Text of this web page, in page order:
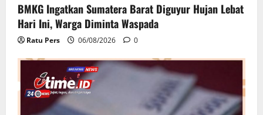
BMKG Ingatkan Sumatera Barat Diguyur Hujan Lebat
Hari Ini, Warga Diminta Waspada
Ratu Pers 06/08/2026 0